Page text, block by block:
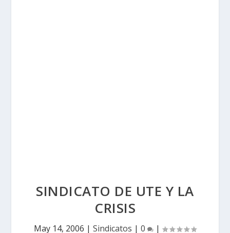
SINDICATO DE UTE Y LA
CRISIS
May 14, 2006 | Sindicatos | 0 |